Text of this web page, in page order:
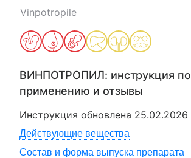
Vinpotropile
ВИНПОТРОПИЛ: инструкция по
применению и отзывы
Инструкция обновлена 25.02.2026
Действующие вещества
Состав и форма выпуска препарата